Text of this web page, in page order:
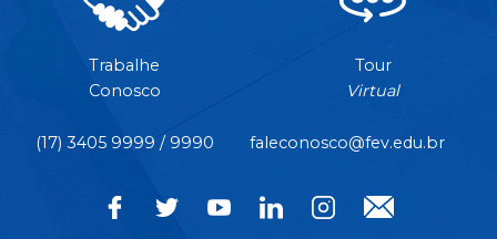
Trabalhe
Conosco
Tour
Virtual
(17) 3405 9999 / 9990 faleconosco@fev.edu.br